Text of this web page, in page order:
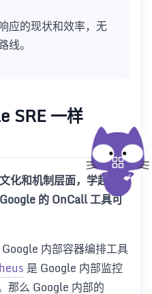
应的现状和效率，无
。
SRE 一样
化和机制层面，学起来有
的 OnCall 工具可
内部容器编排工具
是 Google 内部监控
那么 Google 内部的